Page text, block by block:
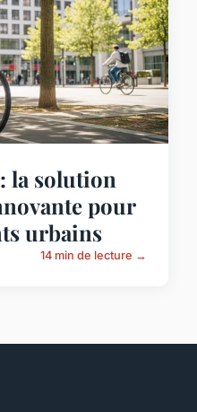
la solution
pour
urbains
14 min de lecture →